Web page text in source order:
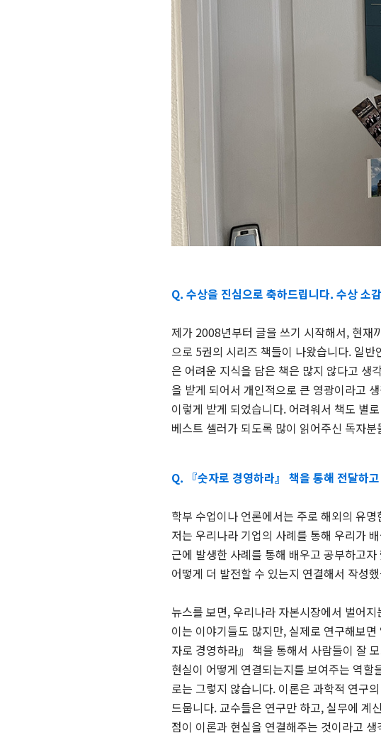
Q. 수상을 진심으로 축하드립니다. 수상 소
제가 2008년부터 글을 쓰기 시작해서, 현재
으로 5권의 시리즈 책들이 나왔습니다. 일
은 어려운 지식을 담은 책은 많지 않다고 생
을 받게 되어서 개인적으로 큰 영광이라고
이렇게 받게 되었습니다. 어려워서 책도 별
베스트 셀러가 되도록 많이 읽어주신 독자
Q. 『숫자로 경영하라』 책을 통해 전달하
학부 수업이나 언론에서는 주로 해외의 유
저는 우리나라 기업의 사례를 통해 우리가
근에 발생한 사례를 통해 배우고 공부하고
어떻게 더 발전할 수 있는지 연결해서 작성
뉴스를 보면, 우리나라 자본시장에서 벌어
이는 이야기들도 많지만, 실제로 연구해보
자로 경영하라』 책을 통해서 사람들이 잘
현실이 어떻게 연결되는지를 보여주는 역
로는 그렇지 않습니다. 이론은 과학적 연구
드뭅니다. 교수들은 연구만 하고, 실무에 계
점이 이론과 현실을 연결해주는 것이라고 생